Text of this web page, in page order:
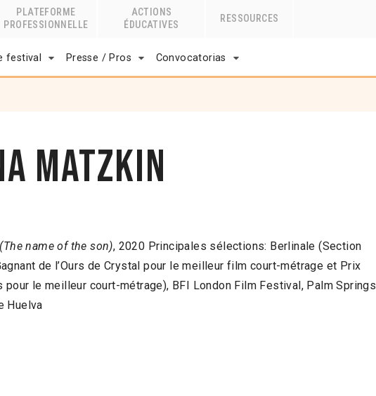
PLATEFORME
PROFESSIONNELLE
ACTIONS
ÉDUCATIVES
RESSOURCES
festival Presse / Pros Convocatorias
Matzkin
name of the son), 2020 Principales sélections: Berlinale (Section
de l’Ours de Crystal pour le meilleur film court-métrage et Prix
le meilleur court-métrage), BFI London Film Festival, Palm Springs
Huelva